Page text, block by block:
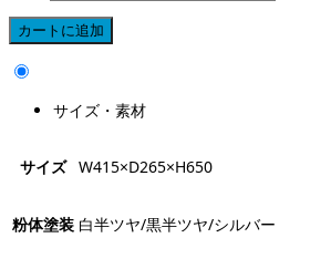
サイズ・素材
サイズ W415×D265×H650
粉体塗装 白半ツヤ/黒半ツヤ/シルバー